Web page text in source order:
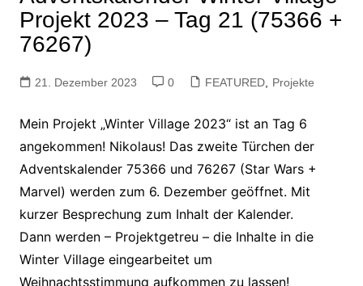
Projekt 2023 – Tag 21 (75366 +
76267)
21. Dezember 2023 0 FEATURED, Projekte
Mein Projekt „Winter Village 2023“ ist an Tag 6
angekommen! Nikolaus! Das zweite Türchen der
Adventskalender 75366 und 76267 (Star Wars +
Marvel) werden zum 6. Dezember geöffnet. Mit
kurzer Besprechung zum Inhalt der Kalender.
Dann werden – Projektgetreu – die Inhalte in die
Winter Village eingearbeitet um
Weihnachtsstimmung aufkommen zu lassen!